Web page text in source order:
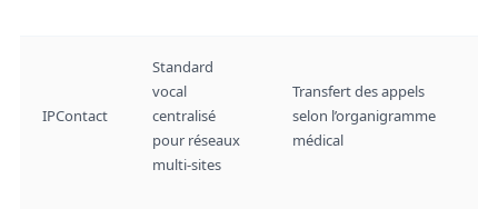
IPContact
Standard
vocal
centralisé
pour réseaux
multi-sites
Transfert des appels
selon l’organigramme
médical